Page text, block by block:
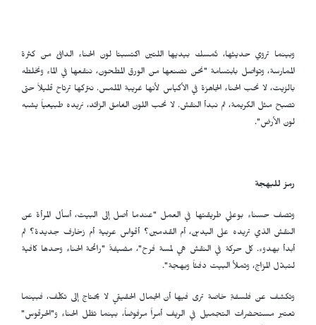
وبينما تروي حديثها، تُمسك بيديها اللتين اكتسبتا لون الحناء الدافئ من كثرة
الممارسة، وتواصل بابتسامة "نحن نصنعها من الورق المطحون، ننقعها في الماء ونخلطه
بالزيت، لا نحب الحناء الجاهزة في الأكياس لأنها غريبة الملمس. نتركها ترتاح قليلاً حتى
تصبح مثل الكريمة، ثم نبدأ النقش. لا نحب اللون الغامق الزائد، نريده طبيعياً يشبه
لون الأرض".
رمز للبهجة
وتصف حسناء بوعلي طريقتها في العمل "عندما أصل إلى البيت، أسأل المرأة عن
النقش الذي تريده على اليدين، أم القدمين؟ أقواس عربية أم زخارف جديدة؟ ثم
أبدأ بهدوء. كل حركة في النقش هي لمسة فرح"، مضيفةً "رائحة الحناء وحدها كافية
لتبدّل المزاج، وتملأ البيت دفئاً وبهجة".
وتكشف عن فلسفةٍ خاصة ترى فيها أن الجمال الحقيقي لا يحتاج إلى تكلّف، فبينما
تعتبر مستحضرات التجميل في الريف أمراً مرفوضاً، بينما تظل الحناء و"الحرقوس"